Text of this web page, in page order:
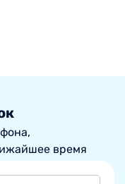
время